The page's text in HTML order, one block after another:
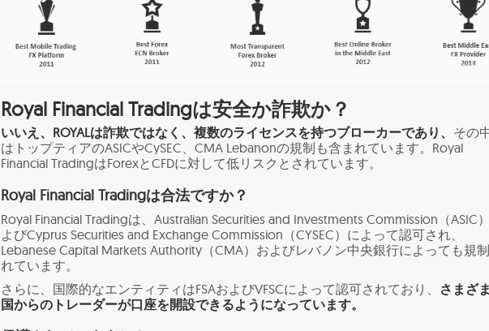
Royal Financial Tradingは安全か詐欺か？
いいえ、ROYALは詐欺ではなく、複数のライセンスを持つブローカーであり、 その
はトップティアのASICやCySEC、CMA Lebanonの規制も含まれています。Royal
Financial TradingはForexとCFDに対して低リスクとされています。
Royal Financial Tradingは合法ですか？
Royal Financial Tradingは、Australian Securities and Investments Commission（ASIC
よびCyprus Securities and Exchange Commission（CYSEC）によって認可され、
Lebanese Capital Markets Authority（CMA）およびレバノン中央銀行によっても規
れています。
さらに、国際的なエンティティはFSAおよびVFSCによって認可されており、
さまざ
国からのトレーダーが口座を開設できるようになっています。